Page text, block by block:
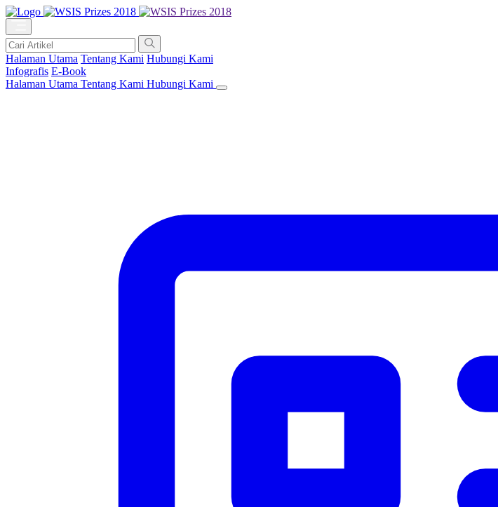
Halaman Utama Tentang Kami Hubungi Kami
Infografis E-Book
Halaman Utama Tentang Kami Hubungi Kami